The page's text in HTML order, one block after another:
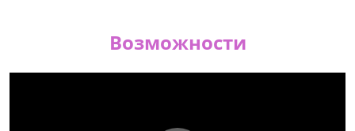
Возможности